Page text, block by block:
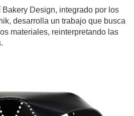
Design, integrado por los
desarrolla un trabajo que busca
materiales, reinterpretando las